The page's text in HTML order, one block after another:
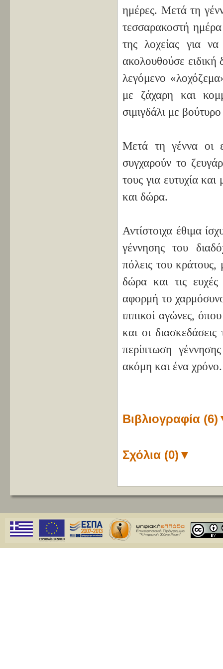
ημέρες. Μετά τη
τεσσαρακοστή
της λοχείας για
ακολουθούσε
λεγόμενο
με ζάχαρη και
σιμιγδάλι με
Μετά τη γέννα οι
συγχαρούν το
τους για ευτυχία
και δώρα.
Αντίστοιχα έθιμα
γέννησης του
πόλεις του
δώρα και τις
αφορμή το
ιππικοί αγώνες,
και οι
περίπτωση
ακόμη και ένα χρόνο.
Βιβλιογραφία (6)
Σχόλια (0) ▼